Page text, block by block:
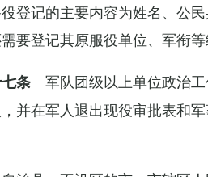
登记的主要内容为姓名、公
要登记其原服役单位、军衔
条 军队团级以上单位政治
并在军人退出现役审批表和